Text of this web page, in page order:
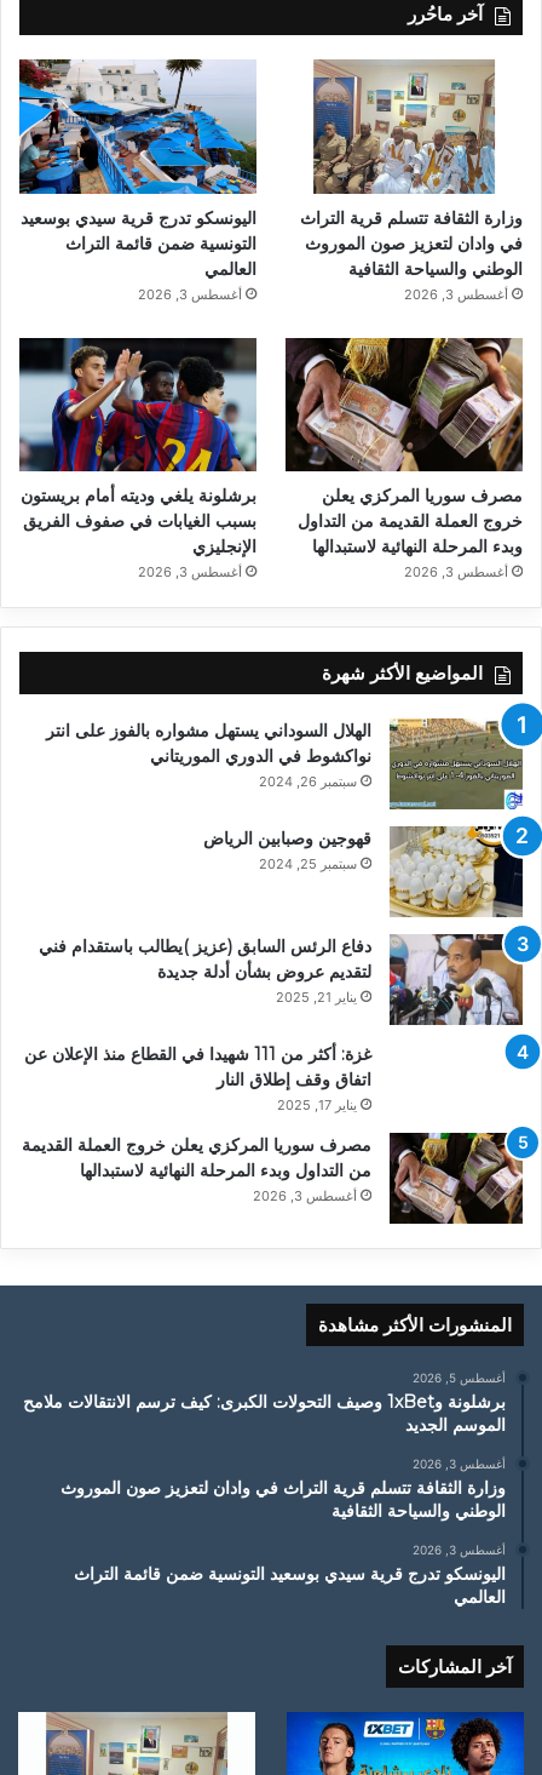
آخر ماحُرر
وزارة الثقافة تتسلم قرية التراث
في وادان لتعزيز صون الموروث
الوطني والسياحة الثقافية
أغسطس 3, 2026
اليونسكو تدرج قرية سيدي بوسعيد
التونسية ضمن قائمة التراث
العالمي
أغسطس 3, 2026
مصرف سوريا المركزي يعلن
خروج العملة القديمة من التداول
وبدء المرحلة النهائية لاستبدالها
أغسطس 3, 2026
برشلونة يلغي وديته أمام بريستون
بسبب الغيابات في صفوف الفريق
الإنجليزي
أغسطس 3, 2026
المواضيع الأكثر شهرة
الهلال السوداني يستهل مشواره بالفوز على انتر
نواكشوط في الدوري الموريتاني
سبتمبر 26, 2024
قهوجين وصبابين الرياض
سبتمبر 25, 2024
دفاع الرئس السابق (عزيز )يطالب باستقدام فني
لتقديم عروض بشأن أدلة جديدة
يناير 21, 2025
غزة: أكثر من 111 شهيدا في القطاع منذ الإعلان عن
اتفاق وقف إطلاق النار
يناير 17, 2025
مصرف سوريا المركزي يعلن خروج العملة القديمة
من التداول وبدء المرحلة النهائية لاستبدالها
أغسطس 3, 2026
المنشورات الأكثر مشاهدة
أغسطس 5, 2026
برشلونة و1xBet وصيف التحولات الكبرى: كيف ترسم الانتقالات ملامح
الموسم الجديد
أغسطس 3, 2026
وزارة الثقافة تتسلم قرية التراث في وادان لتعزيز صون الموروث
الوطني والسياحة الثقافية
أغسطس 3, 2026
اليونسكو تدرج قرية سيدي بوسعيد التونسية ضمن قائمة التراث
العالمي
آخر المشاركات